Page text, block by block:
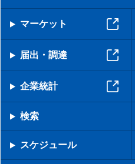
マーケット
届出・調達
企業統計
検索
スケジュール